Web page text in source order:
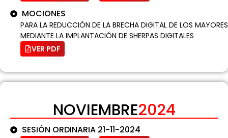
MOCIONES
PARA LA REDUCCIÓN DE LA BRECHA DIGITAL DE LOS MAYORES
MEDIANTE LA IMPLANTACIÓN DE SHERPAS DIGITALES
VER PDF
NOVIEMBRE2024
SESIÓN ORDINARIA 21-11-2024